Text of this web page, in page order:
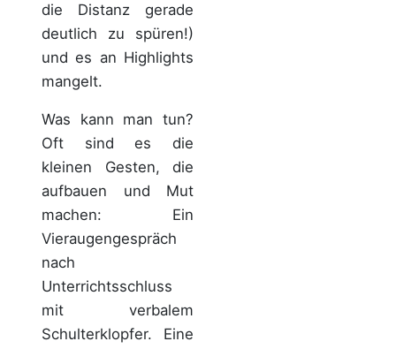
die Distanz gerade
deutlich zu spüren!)
und es an Highlights
mangelt.
Was kann man tun?
Oft sind es die
kleinen Gesten, die
aufbauen und Mut
machen: Ein
Vieraugengespräch
nach
Unterrichtsschluss
mit verbalem
Schulterklopfer. Eine